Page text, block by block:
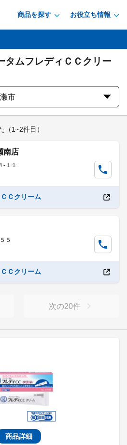
商品を探す お役立ち情報
タムフレディＣＣクリー
市
商品詳細
（1~2件目）
南店
-１１
Ｃクリーム
５
Ｃクリーム
次の20件